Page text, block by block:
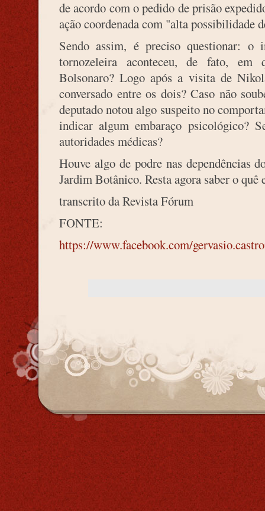
de acordo com o pedido de prisão
ação coordenada com "alta possibilidade
Sendo assim, é preciso questionar:
tornozeleira aconteceu, de fato,
Bolsonaro? Logo após a visita de
conversado entre os dois? Caso não
deputado notou algo suspeito no
indicar algum embaraço psicológico?
autoridades médicas?
Houve algo de podre nas dependências
Jardim Botânico. Resta agora saber o quê
transcrito da Revista Fórum
FONTE:
https://www.facebook.com/